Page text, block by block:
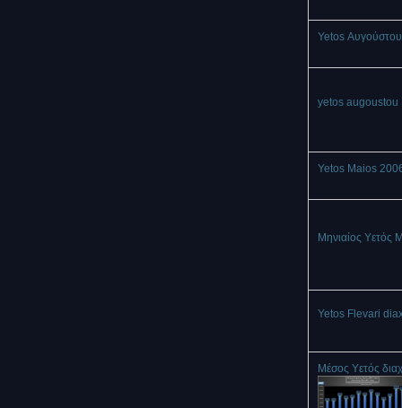
Yetos Αυγούστου
yetos augoustou
Yetos Maios
Μηνιαίος Υετός
Yetos Flevari
Μέσος Υετός